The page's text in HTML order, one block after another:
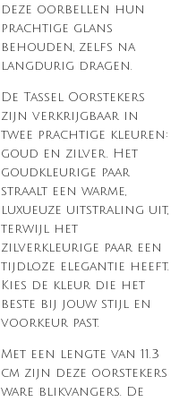
deze oorbellen hun
prachtige glans
behouden, zelfs na
langdurig dragen.
De Tassel Oorstekers
zijn verkrijgbaar in
twee prachtige kleuren:
goud en zilver. Het
goudkleurige paar
straalt een warme,
luxueuze uitstraling uit,
terwijl het
zilverkleurige paar een
tijdloze elegantie heeft.
Kies de kleur die het
beste bij jouw stijl en
voorkeur past.
Met een lengte van 11.3
cm zijn deze oorstekers
ware blikvangers. De